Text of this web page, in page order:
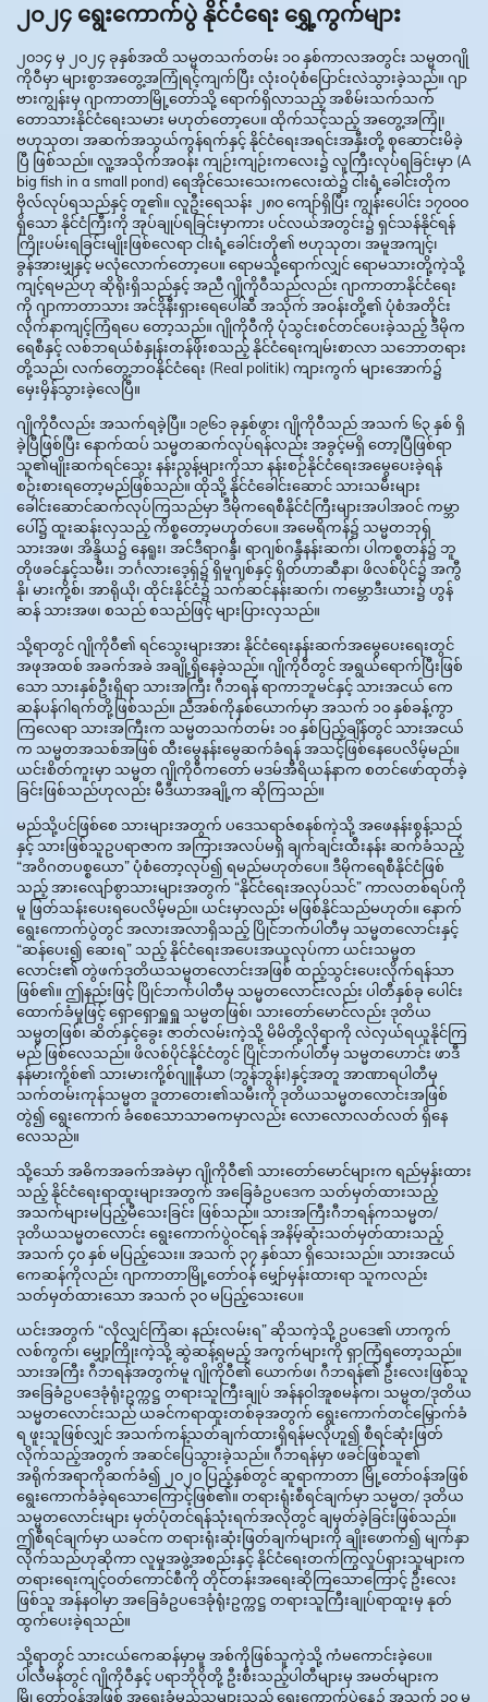
၂၀၂၄ ရွေးကောက်ပွဲ နိုင်ငံရေး ရွှေ့ကွက်များ
၂၀၁၄ မှ ၂၀၂၄ ခုနှစ်အထိ သမ္မတသက်တမ်း ၁၀ နှစ်ကာလအတွင်း သမ္မတဂျို
ကိုဝီမှာ များစွာအတွေ့အကြုံရင့်ကျက်ပြီး လုံးဝပုံစံပြောင်းလဲသွားခဲ့သည်။ ဂျာ
ဗားကျွန်းမှ ဂျာကာတာမြို့တော်သို့ ရောက်ရှိလာသည့် အစိမ်းသက်သက်
တောသားနိုင်ငံရေးသမား မဟုတ်တော့ပေ။ ထိုက်သင့်သည့် အတွေ့အကြုံ၊
ဗဟုသုတ၊ အဆက်အသွယ်ကွန်ရက်နှင့် နိုင်ငံရေးအရင်းအနှီးတို့ စုဆောင်းမိခဲ့
ပြီ ဖြစ်သည်။ လူ့အသိုက်အဝန်း ကျဉ်းကျဉ်းကလေး၌ လူကြီးလုပ်ရခြင်းမှာ (A
big fish in a small pond) ရေအိုင်သေးသေးကလေးထဲ၌ ငါးရံ့ခေါင်းတိုက
ဗိုလ်လုပ်ရသည်နှင့် တူ၏။ လူဦးရေသန်း ၂၈၀ ကျော်ရှိပြီး ကျွန်းပေါင်း ၁၇၀၀၀
ရှိသော နိုင်ငံကြီးကို အုပ်ချုပ်ရခြင်းမှာကား ပင်လယ်အတွင်း၌ ရှင်သန်နိုင်ရန်
ကြိုးပမ်းရခြင်းမျိုးဖြစ်လေရာ ငါးရံ့ခေါင်းတို၏ ဗဟုသုတ၊ အမူအကျင့်၊
ခွန်အားမျှနှင့် မလုံလောက်တော့ပေ။ ရောမသို့ရောက်လျှင် ရောမသားတို့ကဲ့သို့
ကျင့်ရမည်ဟု ဆိုရိုးရှိသည်နှင့် အညီ ဂျိုကိုဝီသည်လည်း ဂျာကာတာနိုင်ငံရေး
ကို ဂျာကာတာသား အင်ဒိုနီးရှားရေပေါ်ဆီ အသိုက် အဝန်းတို့၏ ပုံစံအတိုင်း
လိုက်နာကျင့်ကြံရပေ တော့သည်။ ဂျိုကိုဝီကို ပုံသွင်းစင်တင်ပေးခဲ့သည့် ဒီမိုက
ရေစီနှင့် လစ်ဘရယ်စံနှုန်းတန်ဖိုးစသည့် နိုင်ငံရေးကျမ်းစာလာ သဘောတရား
တို့သည်၊ လက်တွေ့ဘဝနိုင်ငံရေး (Real politik) ကျားကွက် များအောက်၌
မှေးမှိန်သွားခဲ့လေပြီ။
ဂျိုကိုဝီလည်း အသက်ရခဲ့ပြီ။ ၁၉၆၁ ခုနှစ်ဖွား ဂျိုကိုဝီသည် အသက် ၆၃ နှစ် ရှိ
ခဲ့ပြီဖြစ်ပြီး နောက်ထပ် သမ္မတဆက်လုပ်ရန်လည်း အခွင့်မရှိ တော့ပြီဖြစ်ရာ
သူ၏မျိုးဆက်ရင်သွေး နန်းညွန့်များကိုသာ နန်းစဉ်နိုင်ငံရေးအမွေပေးခဲ့ရန်
စဉ်းစားရတော့မည်ဖြစ်သည်။ ထိုသို့ နိုင်ငံခေါင်းဆောင် သားသမီးများ
ခေါင်းဆောင်ဆက်လုပ်ကြသည်မှာ ဒီမိုကရေစီနိုင်ငံကြီးများအပါအဝင် ကမ္ဘာ
ပေါ်၌ ထူးဆန်းလှသည့် ကိစ္စတော့မဟုတ်ပေ။ အမေရိကန်၌ သမ္မတဘုရှ်
သားအဖ၊ အိန္ဒိယ၌ နေရူး၊ အင်ဒီရာဂန္ဒီ၊ ရာဂျစ်ဂန္ဒီနန်းဆက်၊ ပါကစ္စတန်၌ ဘူ
တိုဖခင်နှင့်သမီး၊ ဘင်္ဂလားဒေ့ရှ်၌ ရှိမူဂျစ်နှင့် ရှိတ်ဟာဆီနာ၊ ဖိလစ်ပိုင်၌ အကွီ
နို၊ မားကို့စ်၊ အာရိုယို၊ ထိုင်းနိုင်ငံ၌ သက်ဆင်နန်းဆက်၊ ကမ္ဘောဒီးယား၌ ဟွန်
ဆန် သားအဖ၊ စသည် စသည်ဖြင့် များပြားလှသည်။
သို့ရာတွင် ဂျိုကိုဝီ၏ ရင်သွေးများအား နိုင်ငံရေးနန်းဆက်အမွေပေးရေးတွင်
အဖုအထစ် အခက်အခဲ အချို့ရှိနေခဲ့သည်။ ဂျိုကိုဝီတွင် အရွယ်ရောက်ပြီးဖြစ်
သော သားနှစ်ဦးရှိရာ သားအကြီး ဂီဘရန် ရာကာဘူမင်နှင့် သားအငယ် ကေ
ဆန်ပန်ဂါရက်တို့ဖြစ်သည်။ ညီအစ်ကိုနှစ်ယောက်မှာ အသက် ၁၀ နှစ်ခန့်ကွာ
ကြလေရာ သားအကြီးက သမ္မတသက်တမ်း ၁၀ နှစ်ပြည့်ချိန်တွင် သားအငယ်
က သမ္မတအသစ်အဖြစ် ထီးမွေနန်းမွေဆက်ခံရန် အသင့်ဖြစ်နေပေလိမ့်မည်။
ယင်းစိတ်ကူးမှာ သမ္မတ ဂျိုကိုဝီကတော် မဒမ်အီရိယန်နာက စတင်ဖော်ထုတ်ခဲ့
ခြင်းဖြစ်သည်ဟုလည်း မီဒီယာအချို့က ဆိုကြသည်။
မည်သို့ပင်ဖြစ်စေ သားများအတွက် ပဒေသရာဇ်စနစ်ကဲ့သို့ အဖေနန်းစွန့်သည်
နှင့် သားဖြစ်သူဥပရာဇာက အကြားအလပ်မရှိ ချက်ချင်းထီးနန်း ဆက်ခံသည့်
“အဝိဂတပစ္စယော” ပုံစံတော့လုပ်၍ ရမည်မဟုတ်ပေ။ ဒီမိုကရေစီနိုင်ငံဖြစ်
သည့် အားလျော်စွာသားများအတွက် “နိုင်ငံရေးအလုပ်သင်” ကာလတစ်ရပ်ကို
မူ ဖြတ်သန်းပေးရပေလိမ့်မည်။ ယင်းမှာလည်း မဖြစ်နိုင်သည်မဟုတ်။ နောက်
ရွေးကောက်ပွဲတွင် အလားအလာရှိသည့် ပြိုင်ဘက်ပါတီမှ သမ္မတလောင်းနှင့်
“ဆန်ပေး၍ ဆေးရ” သည့် နိုင်ငံရေးအပေးအယူလုပ်ကာ ယင်းသမ္မတ
လောင်း၏ တွဲဖက်ဒုတိယသမ္မတလောင်းအဖြစ် ထည့်သွင်းပေးလိုက်ရန်သာ
ဖြစ်၏။ ဤနည်းဖြင့် ပြိုင်ဘက်ပါတီမှ သမ္မတလောင်းလည်း ပါတီနှစ်ခု ပေါင်း
ထောက်ခံမှုဖြင့် ရှောရှောရှူရှူ သမ္မတဖြစ်၊ သားတော်မောင်လည်း ဒုတိယ
သမ္မတဖြစ်၊ ဆိတ်နှင့်ခွေး ဇာတ်လမ်းကဲ့သို့ မိမိတို့လိုရာကို လဲလှယ်ရယူနိုင်ကြ
မည် ဖြစ်လေသည်။ ဖိလစ်ပိုင်နိုင်ငံတွင် ပြိုင်ဘက်ပါတီမှ သမ္မတဟောင်း ဖာဒီ
နန်မားကို့စ်၏ သားမားကို့စ်ဂျူနီယာ (ဘွန်ဘွန်း)နှင့်အတူ အာဏာရပါတီမှ
သက်တမ်းကုန်သမ္မတ ဒူတာတေး၏သမီးကို ဒုတိယသမ္မတလောင်းအဖြစ်
တွဲ၍ ရွေးကောက် ခံစေသောသာဓကမှာလည်း လောလောလတ်လတ် ရှိနေ
လေသည်။
သို့သော် အဓိကအခက်အခဲမှာ ဂျိုကိုဝီ၏ သားတော်မောင်များက ရည်မှန်းထား
သည့် နိုင်ငံရေးရာထူးများအတွက် အခြေခံဥပဒေက သတ်မှတ်ထားသည့်
အသက်များမပြည့်မီသေးခြင်း ဖြစ်သည်။ သားအကြီးဂီဘရန်ကသမ္မတ/
ဒုတိယသမ္မတလောင်း ရွေးကောက်ပွဲဝင်ရန် အနိမ့်ဆုံးသတ်မှတ်ထားသည့်
အသက် ၄၀ နှစ် မပြည့်သေး။ အသက် ၃၇ နှစ်သာ ရှိသေးသည်။ သားအငယ်
ကေဆန်ကိုလည်း ဂျာကာတာမြို့တော်ဝန် မျှော်မှန်းထားရာ သူကလည်း
သတ်မှတ်ထားသော အသက် ၃၀ မပြည့်သေးပေ။
ယင်းအတွက် “လိုလျှင်ကြံဆ၊ နည်းလမ်းရ” ဆိုသကဲ့သို့ ဥပဒေ၏ ဟာကွက်
လစ်ကွက်၊ မျှော့ကြိုးကဲ့သို့ ဆွဲဆန့်ရမည့် အကွက်များကို ရှာကြံရတော့သည်။
သားအကြီး ဂီဘရန်အတွက်မူ ဂျိုကိုဝီ၏ ယောက်ဖ၊ ဂီဘရန်၏ ဦးလေးဖြစ်သူ
အခြေခံဥပဒေခုံရုံးဥက္ကဋ္ဌ တရားသူကြီးချုပ် အန်နဝါအူစမန်က၊ သမ္မတ/ဒုတိယ
သမ္မတလောင်းသည် ယခင်ကရာထူးတစ်ခုအတွက် ရွေးကောက်တင်မြှောက်ခံ
ရ ဖူးသူဖြစ်လျှင် အသက်ကန့်သတ်ချက်ထားရှိရန်မလိုဟူ၍ စီရင်ဆုံးဖြတ်
လိုက်သည့်အတွက် အဆင်ပြေသွားခဲ့သည်။ ဂီဘရန်မှာ ဖခင်ဖြစ်သူ၏
အရိုက်အရာကိုဆက်ခံ၍ ၂၀၂၀ ပြည့်နှစ်တွင် ဆူရာကာတာ မြို့တော်ဝန်အဖြစ်
ရွေးကောက်ခံခဲ့ရသောကြောင့်ဖြစ်၏။ တရားရုံးစီရင်ချက်မှာ သမ္မတ/ ဒုတိယ
သမ္မတလောင်းများ မှတ်ပုံတင်ရန်သုံးရက်အလိုတွင် ချမှတ်ခဲ့ခြင်းဖြစ်သည်။
ဤစီရင်ချက်မှာ ယခင်က တရားရုံးဆုံးဖြတ်ချက်များကို ချိုးဖောက်၍ မျက်နှာ
လိုက်သည်ဟုဆိုကာ လူမှုအဖွဲ့အစည်းနှင့် နိုင်ငံရေးတက်ကြွလှုပ်ရှားသူများက
တရားရေးကျင့်ဝတ်ကောင်စီကို တိုင်တန်းအရေးဆိုကြသောကြောင့် ဦးလေး
ဖြစ်သူ အန်နဝါမှာ အခြေခံဥပဒေခုံရုံးဥက္ကဋ္ဌ တရားသူကြီးချုပ်ရာထူးမှ နုတ်
ထွက်ပေးခဲ့ရသည်။
သို့ရာတွင် သားငယ်ကေဆန်မှာမူ အစ်ကိုဖြစ်သူကဲ့သို့ ကံမကောင်းခဲ့ပေ။
ပါလီမန်တွင် ဂျိုကိုဝီနှင့် ပရာဘိုဝိုတို့ ဦးစီးသည့်ပါတီများမှ အမတ်များက
မြို့တော်ဝန်အဖြစ် အရွေးခံမည့်သူများသည် ရွေးကောက်ပွဲနေ့၌ အသက် ၃၀ မ